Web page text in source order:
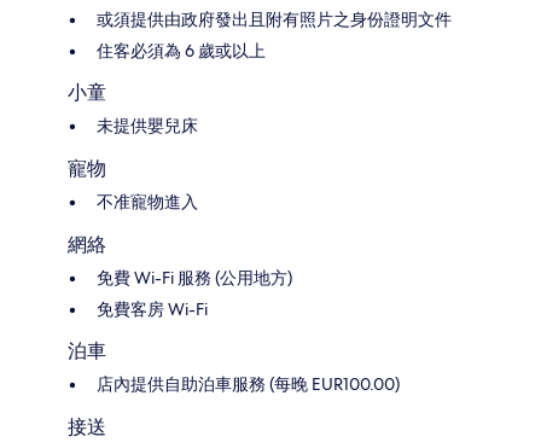
或須提供由政府發出且附有照片之身份證明文件
住客必須為 6 歲或以上
小童
未提供嬰兒床
寵物
不准寵物進入
網絡
免費 Wi-Fi 服務 (公用地方)
免費客房 Wi-Fi
泊車
店內提供自助泊車服務 (每晚 EUR100.00)
接送